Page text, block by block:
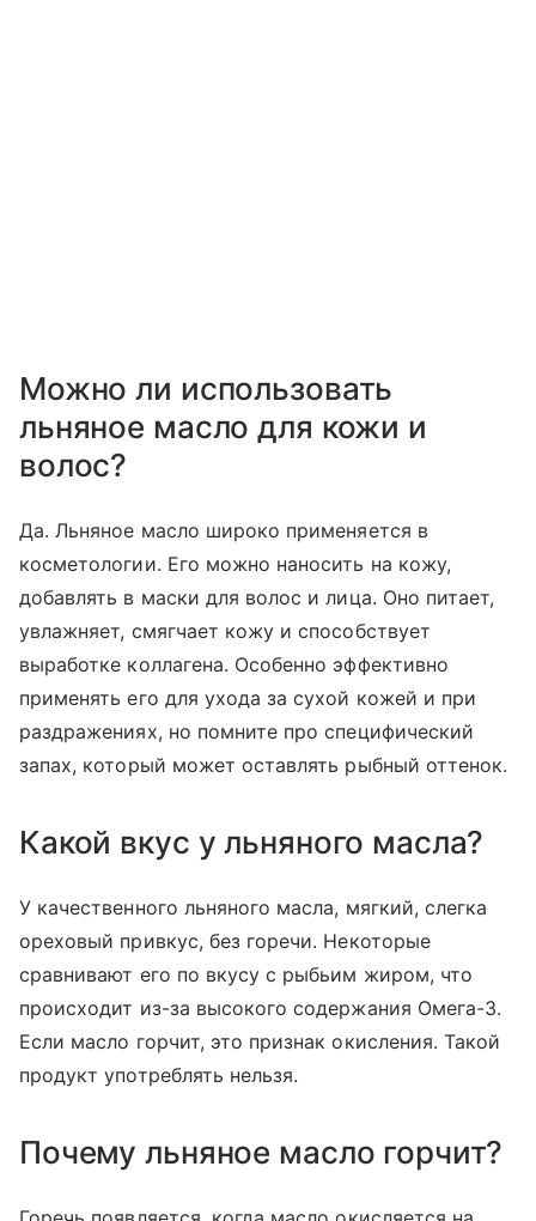
Можно ли использовать
льняное масло для кожи и
волос?
Да. Льняное масло широко применяется в
косметологии. Его можно наносить на кожу,
добавлять в маски для волос и лица. Оно питает,
увлажняет, смягчает кожу и способствует
выработке коллагена. Особенно эффективно
применять его для ухода за сухой кожей и при
раздражениях, но помните про специфический
запах, который может оставлять рыбный оттенок.
Какой вкус у льняного масла?
У качественного льняного масла, мягкий, слегка
ореховый привкус, без горечи. Некоторые
сравнивают его по вкусу с рыбьим жиром, что
происходит из-за высокого содержания Омега-3.
Если масло горчит, это признак окисления. Такой
продукт употреблять нельзя.
Почему льняное масло горчит?